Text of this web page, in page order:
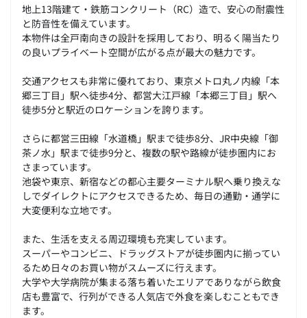
地上13階建て・鉄筋コンクリート（RC）造で、安心の耐震性
と防音性を備えています。
本物件は全戸南向きの設計を採用しており、明るく陽当たり
の良いプライベート空間が広がる点が最大の魅力です。
交通アクセスも非常に優れており、東京メトロ丸ノ内線「本
郷三丁目」駅へ徒歩4分、都営大江戸線「本郷三丁目」駅へ
徒歩5分と駅近のロケーションを誇ります。
さらに都営三田線「水道橋」駅まで徒歩8分、JR中央線「御
茶ノ水」駅まで徒歩9分と、複数の駅や路線が徒歩圏内にお
さまっています。
池袋や東京、新宿などの都心主要ターミナル駅へ乗り換えな
しでダイレクトにアクセスできるため、毎日の通勤・通学に
大変便利な立地です。
また、生活を支える周辺環境も充実しています。
スーパーやコンビニ、ドラッグストアが徒歩圏内に揃ってい
るため日々のお買い物がスムーズに行えます。
大学や大学病院が集まる落ち着いたエリアでありながら飲食
店も豊富で、行列ができる人気店で外食を楽しむこともでき
ます。